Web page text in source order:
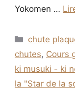
Yokomen …
Catégories
chute
chutes, Cours
ki musuki - ki
la "Star de la